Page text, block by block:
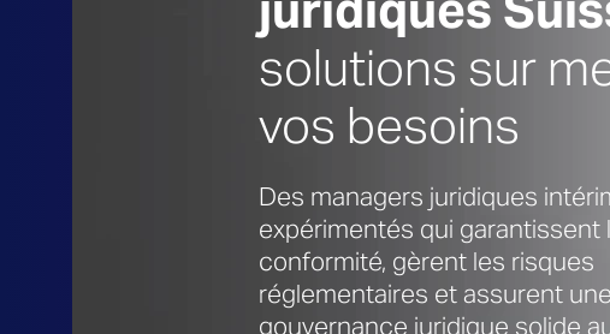
solutions sur
vos besoins
Des managers juridiques
expérimentés qui garantissent
conformité, gèrent les risques
réglementaires et assurent une
gouvernance juridique solide